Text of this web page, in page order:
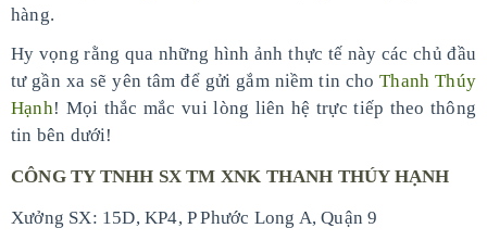
hàng.
Hy vọng rằng qua những hình ảnh thực tế này các chủ đầu
tư gần xa sẽ yên tâm để gửi gắm niềm tin choThanh Thúy
Hạnh! Mọi thắc mắc vui lòng liên hệ trực tiếp theo thông
tin bên dưới!
CÔNG TY TNHH SX TM XNK THANH THÚY HẠNH
Xưởng SX: 15D, KP4, P Phước Long A, Quận 9